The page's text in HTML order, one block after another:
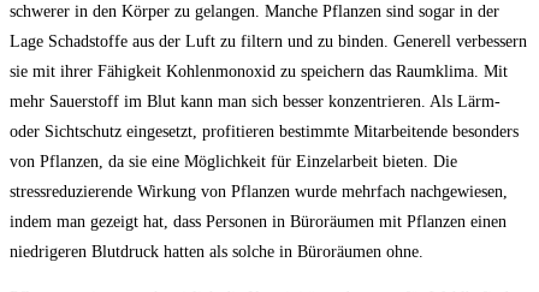
schwerer in den Körper zu gelangen. Manche Pflanzen sind sogar in der
Lage Schadstoffe aus der Luft zu filtern und zu binden. Generell verbessern
sie mit ihrer Fähigkeit Kohlenmonoxid zu speichern das Raumklima. Mit
mehr Sauerstoff im Blut kann man sich besser konzentrieren. Als Lärm-
oder Sichtschutz eingesetzt, profitieren bestimmte Mitarbeitende besonders
von Pflanzen, da sie eine Möglichkeit für Einzelarbeit bieten. Die
stressreduzierende Wirkung von Pflanzen wurde mehrfach nachgewiesen,
indem man gezeigt hat, dass Personen in Büroräumen mit Pflanzen einen
niedrigeren Blutdruck hatten als solche in Büroräumen ohne.